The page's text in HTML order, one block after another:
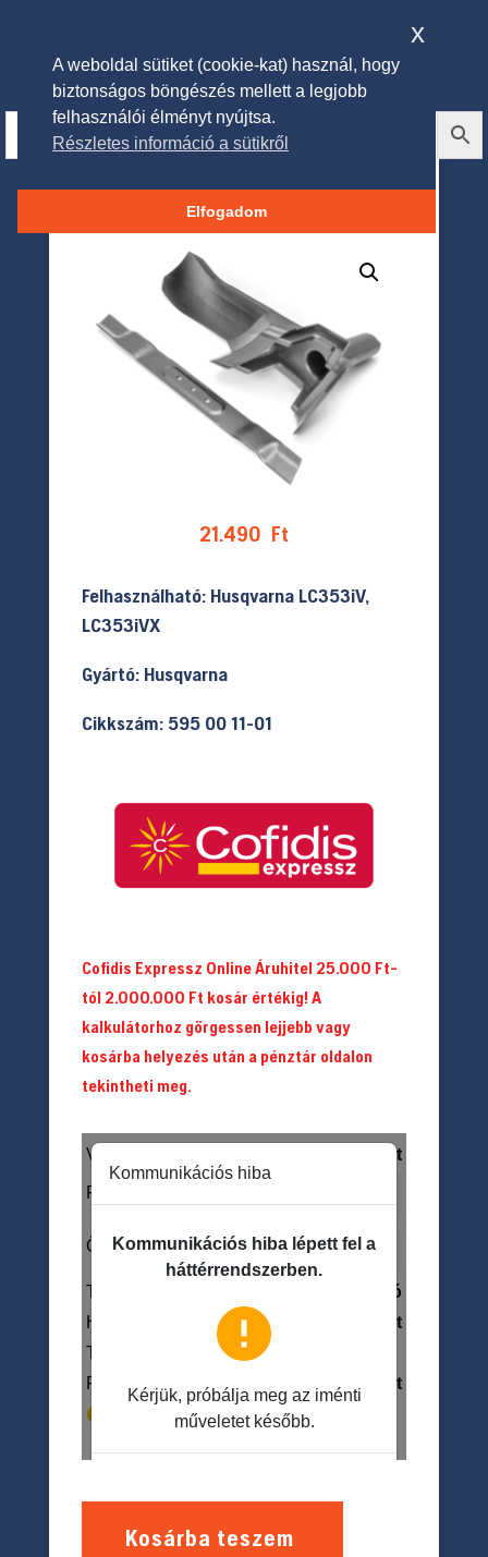
Husqvarna Mulch szett
LC353iV, LC353iVX
21.490 Ft
Felhasználható: Husqvarna LC353iV,
LC353iVX
Gyártó: Husqvarna
Cikkszám: 595 00 11-01
Cofidis Expressz Online Áruhitel 25.000 Ft-
tól 2.000.000 Ft kosár értékig! A
kalkulátorhoz görgessen lejjebb vagy
kosárba helyezés után a pénztár oldalon
tekintheti meg.
Kosárba teszem
A weboldal sütiket (cookie-kat) használ, hogy
biztonságos böngészés mellett a legjobb
felhasználói élményt nyújtsa.
Részletes információ a sütikről
Elfogadom
x